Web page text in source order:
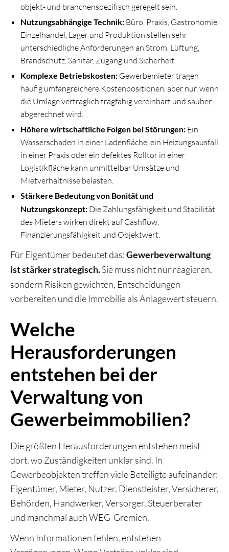
objekt- und branchenspezifisch geregelt sein.
Nutzungsabhängige Technik: Büro, Praxis, Gastronomie,
Einzelhandel, Lager und Produktion stellen sehr
unterschiedliche Anforderungen an Strom, Lüftung,
Brandschutz, Sanitär, Zugang und Sicherheit.
Komplexe Betriebskosten: Gewerbemieter tragen
häufig umfangreichere Kostenpositionen, aber nur, wenn
die Umlage vertraglich tragfähig vereinbart und sauber
abgerechnet wird.
Höhere wirtschaftliche Folgen bei Störungen: Ein
Wasserschaden in einer Ladenfläche, ein Heizungsausfall
in einer Praxis oder ein defektes Rolltor in einer
Logistikfläche kann unmittelbar Umsätze und
Mietverhältnisse belasten.
Stärkere Bedeutung von Bonität und
Nutzungskonzept: Die Zahlungsfähigkeit und Stabilität
des Mieters wirken direkt auf Cashflow,
Finanzierungsfähigkeit und Objektwert.
Für Eigentümer bedeutet das:Gewerbeverwaltung
ist stärker strategisch.Sie muss nicht nur reagieren,
sondern Risiken gewichten, Entscheidungen
vorbereiten und die Immobilie als Anlagewert steuern.
Welche
Herausforderungen
entstehen bei der
Verwaltung von
Gewerbeimmobilien?
Die größten Herausforderungen entstehen meist
dort, wo Zuständigkeiten unklar sind. In
Gewerbeobjekten treffen viele Beteiligte aufeinander:
Eigentümer, Mieter, Nutzer, Dienstleister, Versicherer,
Behörden, Handwerker, Versorger, Steuerberater
und manchmal auch WEG-Gremien.
Wenn Informationen fehlen, entstehen